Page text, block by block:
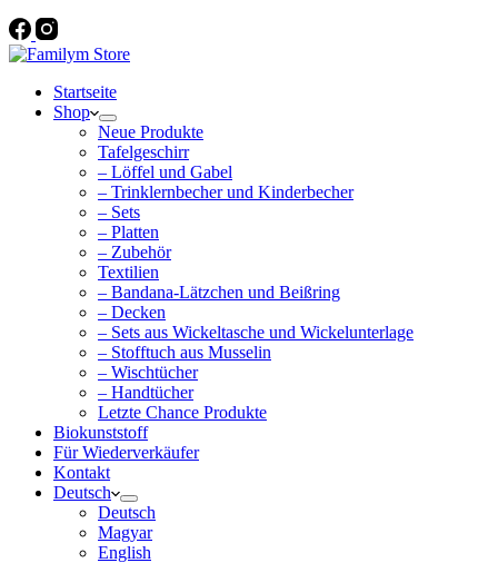
Startseite
Shop
Neue Produkte
Tafelgeschirr
– Löffel und Gabel
– Trinklernbecher und Kinderbecher
– Sets
– Platten
– Zubehör
Textilien
– Bandana-Lätzchen und Beißring
– Decken
– Sets aus Wickeltasche und Wickelunterlage
– Stofftuch aus Musselin
– Wischtücher
– Handtücher
Letzte Chance Produkte
Biokunststoff
Für Wiederverkäufer
Kontakt
Deutsch
Deutsch
Magyar
English